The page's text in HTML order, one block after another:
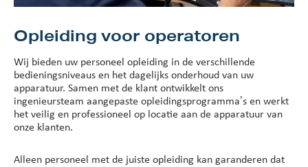
Opleiding voor operatoren
Wij bieden uw personeel opleiding in de verschillende
bedieningsniveaus en het dagelijks onderhoud van uw
apparatuur. Samen met de klant ontwikkelt ons
ingenieursteam aangepaste opleidingsprogramma’s en werkt
het veilig en professioneel op locatie aan de apparatuur van
onze klanten.
Alleen personeel met de juiste opleiding kan garanderen dat